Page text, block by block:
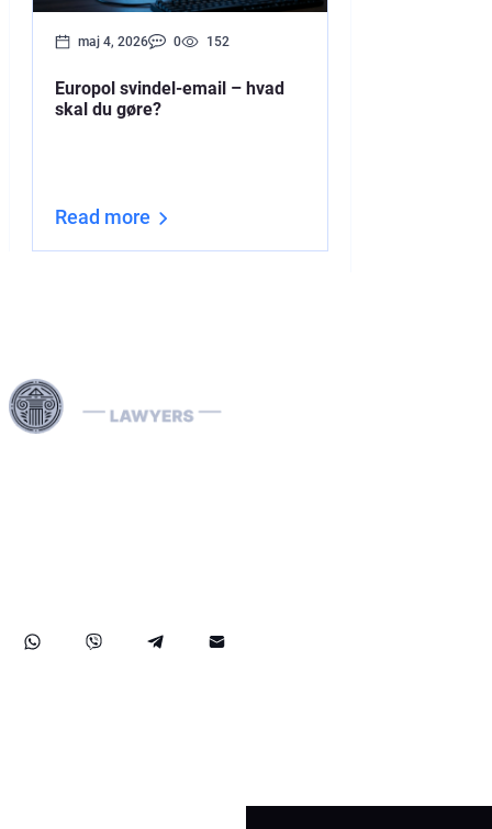
maj 4, 2026 0 152
Europol svindel-email – hvad
skal du gøre?
Read more